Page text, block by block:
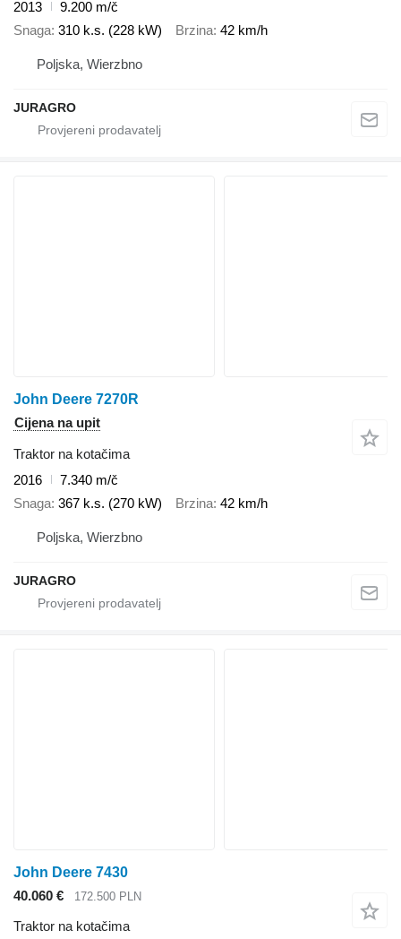
2013
9.200 m/č
Snaga 310 k.s. (228 kW) Brzina 42 km/h
Poljska, Wierzbno
JURAGRO
John Deere 7270R
Cijena na upit
Traktor na kotačima
2016
7.340 m/č
Snaga 367 k.s. (270 kW) Brzina 42 km/h
Poljska, Wierzbno
JURAGRO
John Deere 7430
40.060 €
172.500 PLN
Traktor na kotačima